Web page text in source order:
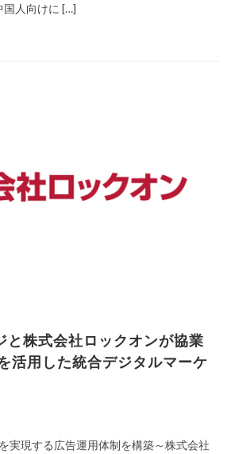
国人向けに […]
と株式会社ロックオンが協業
活用した統合デジタルマーケ
実現する広告運用体制を構築～株式会社